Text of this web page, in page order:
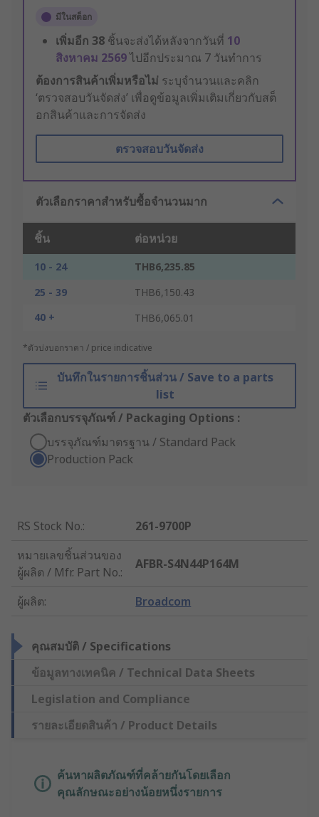
มีในสต็อก
เพิ่มอีก 38 ชิ้นจะส่งได้หลังจากวันที่ 10
สิงหาคม 2569ไปอีกประมาณ 7 วันทำการ
ต้องการสินค้าเพิ่มหรือไม่ ระบุจำนวนและคลิก
‘ตรวจสอบวันจัดส่ง’ เพื่อดูข้อมูลเพิ่มเติมเกี่ยวกับสต็
อกสินค้าและการจัดส่ง
ตรวจสอบวันจัดส่ง
ตัวเลือกราคาสำหรับซื้อจำนวนมาก
ชิ้น ต่อหน่วย
10 - 24
THB6,235.85
25 - 39
THB6,150.43
40 +
THB6,065.01
*ตัวบ่งบอกราคา / price indicative
บันทึกในรายการชิ้นส่วน / Save to a parts
list
ตัวเลือกบรรจุภัณฑ์ / Packaging Options :
บรรจุภัณฑ์มาตรฐาน / Standard Pack
Production Pack
RS Stock No.:
261-9700P
หมายเลขชิ้นส่วนของ
ผู้ผลิต / Mfr. Part No.:
AFBR-S4N44P164M
ผู้ผลิต: Broadcom
คุณสมบัติ / Specifications
ข้อมูลทางเทคนิค / Technical Data Sheets
Legislation and Compliance
รายละเอียดสินค้า / Product Details
ค้นหาผลิตภัณฑ์ที่คล้ายกันโดยเลือก
คุณลักษณะอย่างน้อยหนึ่งรายการ